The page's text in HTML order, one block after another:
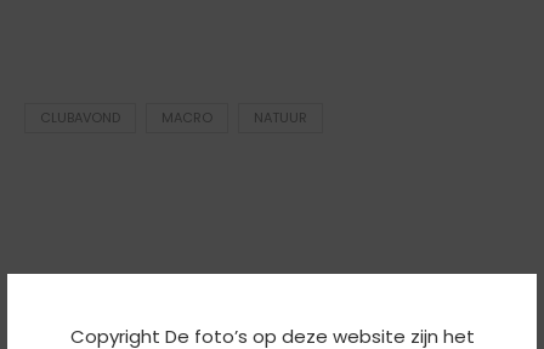
Copyright De foto’s op deze website zijn het
CLUBAVOND MACRO NATUUR
Kies een categorie: